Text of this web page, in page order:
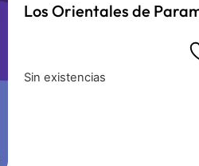
Los Orientales de
Sin existencias